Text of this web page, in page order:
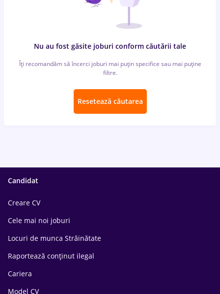
Nu au fost găsite joburi conform căutării tale
Îți recomandăm să încerci joburi mai puțin specifice sau mai puține
filtre.
Resetează căutarea
Candidat
Creare CV
Cele mai noi joburi
Locuri de munca Străinătate
Raportează conținut ilegal
Cariera
Model CV